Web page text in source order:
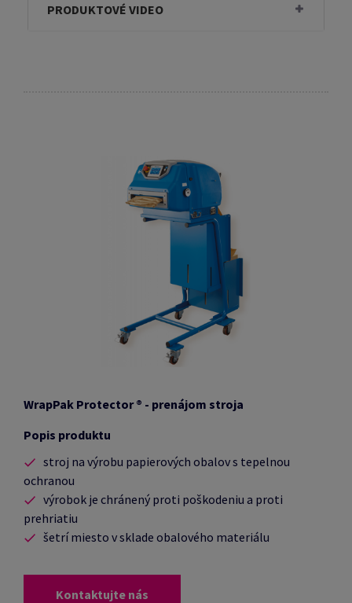
PRODUKTOVÉ VIDEO
WrapPak Protector® - prenájom stroja
Popis produktu
stroj na výrobu papierových obalov s tepelnou
ochranou
výrobok je chránený proti poškodeniu a proti
prehriatiu
šetrí miesto v sklade obalového materiálu
Kontaktujte nás